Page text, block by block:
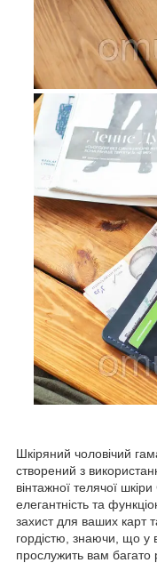
Шкіряний чоловічий
створений з
вінтажної телячої
елегантність та
захист для ваших карт
гордістю, знаючи, що у
прослужить вам багато